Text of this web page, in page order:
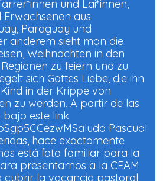
und Lai*innen,
aus
Paraguay und
anderem sieht man die
Weihnachten in den
zu feiern und zu
sich Gottes Liebe, die ihn
in der Krippe von
zu werden. A partir de las
bajo este link
Pascual
hace exactamente
está foto familiar para la
presentarnos a la CEAM
cubrir la vacancia pastoral